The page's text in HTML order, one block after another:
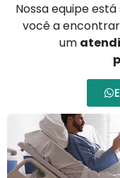
Nossa equipe
você a
um